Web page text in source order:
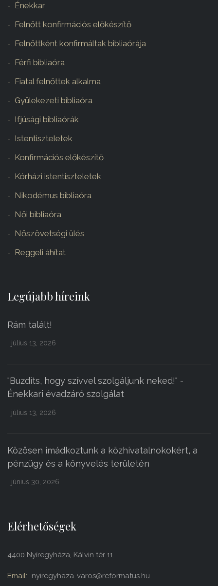
Énekkar
Felnőtt konfirmációs előkészítő
Felnőttként konfirmáltak bibliaórája
Férfi bibliaóra
Fiatal felnőttek alkalma
Gyülekezeti bibliaóra
Ifjúsági bibliaórák
Istentiszteletek
Konfirmációs előkészítő
Kórházi istentiszteletek
Nikodémus bibliaóra
Női bibliaóra
Nőszövetségi ülés
Reggeli áhítat
Legújabb híreink
Rám talált!
július 13, 2026
"Buzdíts, hogy szívvel szolgáljunk neked!" -
Énekkari évadzáró szolgálat
július 13, 2026
Közösen imádkoztunk a közhivatalnokokért, a
pénzügy és a könyvelés területén
június 30, 2026
Elérhetőségek
4400 Nyíregyháza, Kálvin tér 11.
Email: nyiregyhaza-varos@reformatus.hu